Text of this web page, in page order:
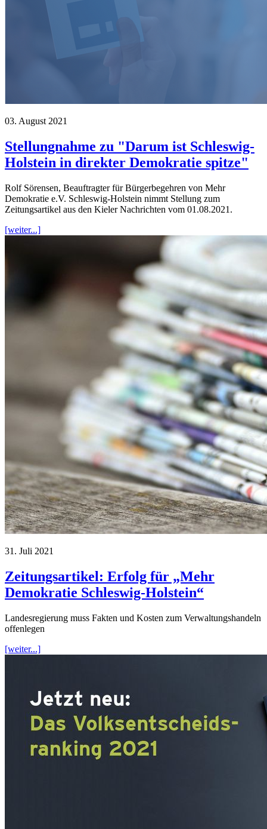
03. August 2021
Stellungnahme zu "Darum ist Schleswig-
Holstein in direkter Demokratie spitze"
Rolf Sörensen, Beauftragter für Bürgerbegehren von Mehr
Demokratie e.V. Schleswig-Holstein nimmt Stellung zum
Zeitungsartikel aus den Kieler Nachrichten vom 01.08.2021.
[weiter...]
31. Juli 2021
Zeitungsartikel: Erfolg für „Mehr
Demokratie Schleswig-Holstein“
Landesregierung muss Fakten und Kosten zum Verwaltungshandeln
offenlegen
[weiter...]